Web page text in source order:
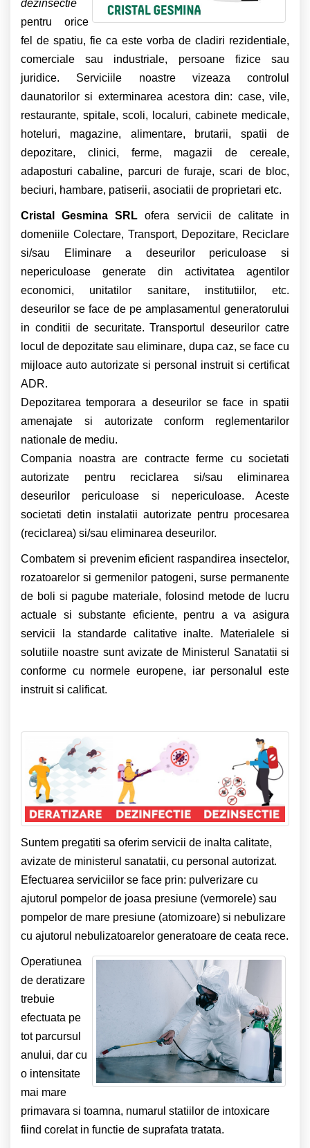
dezinsectie
pentru orice
fel de spatiu, fie ca este vorba de cladiri rezidentiale,
comerciale sau industriale, persoane fizice sau
juridice. Serviciile noastre vizeaza controlul
daunatorilor si exterminarea acestora din: case, vile,
restaurante, spitale, scoli, localuri, cabinete medicale,
hoteluri, magazine, alimentare, brutarii, spatii de
depozitare, clinici, ferme, magazii de cereale,
adaposturi cabaline, parcuri de furaje, scari de bloc,
beciuri, hambare, patiserii, asociatii de proprietari etc.
Cristal Gesmina SRL ofera servicii de calitate in
domeniile Colectare, Transport, Depozitare, Reciclare
si/sau Eliminare a deseurilor periculoase si
nepericuloase generate din activitatea agentilor
economici, unitatilor sanitare, institutiilor, etc.
deseurilor se face de pe amplasamentul generatorului
in conditii de securitate.Transportul deseurilor catre
locul de depozitate sau eliminare, dupa caz, se face cu
mijloace auto autorizate si personal instruit si certificat
ADR.
Depozitarea temporara a deseurilor se face in spatii
amenajate si autorizate conform reglementarilor
nationale de mediu.
Compania noastra are contracte ferme cu societati
autorizate pentru reciclarea si/sau eliminarea
deseurilor periculoase si nepericuloase. Aceste
societati detin instalatii autorizate pentru procesarea
(reciclarea) si/sau eliminarea deseurilor.
Combatem si prevenim eficient raspandirea insectelor,
rozatoarelor si germenilor patogeni, surse permanente
de boli si pagube materiale, folosind metode de lucru
actuale si substante eficiente, pentru a va asigura
servicii la standarde calitative inalte. Materialele si
solutiile noastre sunt avizate de Ministerul Sanatatii si
conforme cu normele europene, iar personalul este
instruit si calificat.
Suntem pregatiti sa oferim servicii de inalta calitate,
avizate de ministerul sanatatii, cu personal autorizat.
Efectuarea serviciilor se face prin: pulverizare cu
ajutorul pompelor de joasa presiune (vermorele) sau
pompelor de mare presiune (atomizoare) si nebulizare
cu ajutorul nebulizatoarelor generatoare de ceata rece.
Operatiunea
de deratizare
trebuie
efectuata pe
tot parcursul
anului, dar cu
o intensitate
mai mare
primavara si toamna, numarul statiilor de intoxicare
fiind corelat in functie de suprafata tratata.